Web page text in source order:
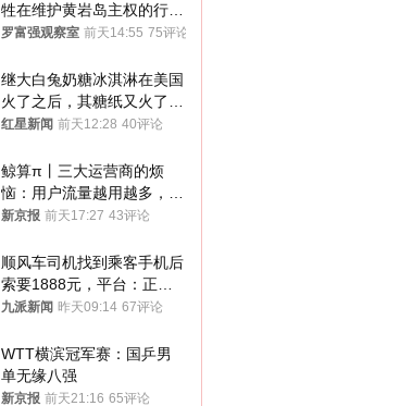
牲在维护黄岩岛主权的行动
中
罗富强观察室 前天14:55 75评论
继大白兔奶糖冰淇淋在美国
火了之后，其糖纸又火了！
海外博主盛赞：平面设计经
红星新闻 前天12:28 40评论
鲸算π丨三大运营商的烦
恼：用户流量越用越多，收
入却越来越少
新京报 前天17:27 43评论
顺风车司机找到乘客手机后
索要1888元，平台：正和
司机沟通协商
九派新闻 昨天09:14 67评论
WTT横滨冠军赛：国乒男
单无缘八强
新京报 前天21:16 65评论